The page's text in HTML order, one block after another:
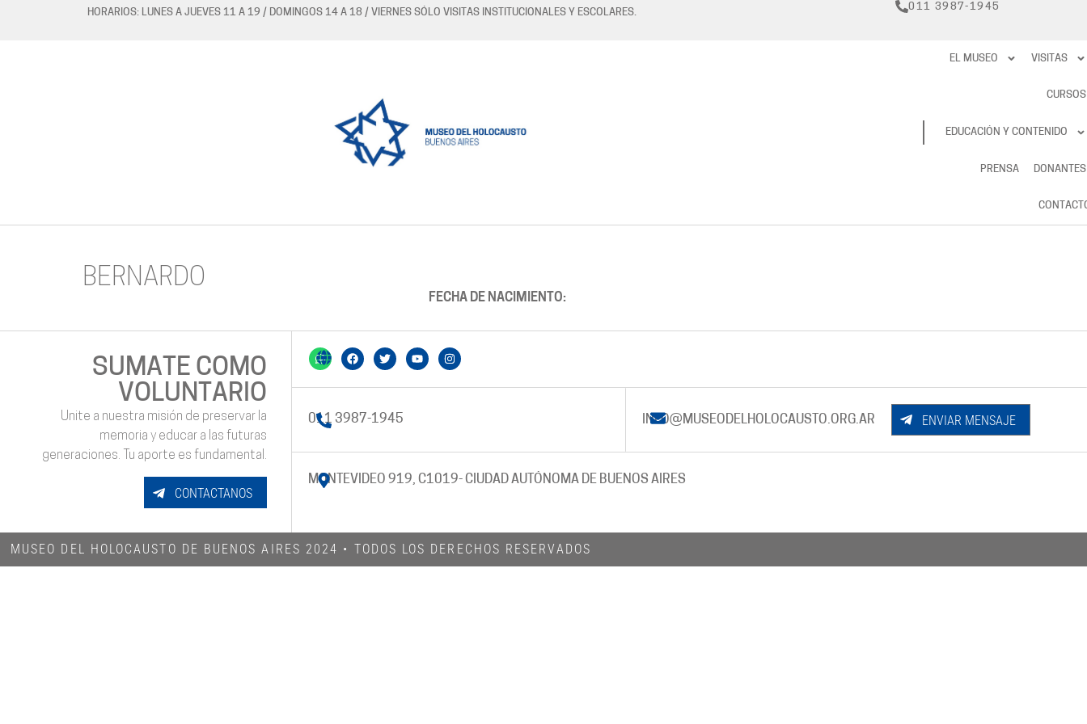
HORARIOS: LUNES A JUEVES 11 A 19 / DOMINGOS 14 A 18 / VIERNES SÓLO VISITAS INSTITUCIONALES Y ESCOLARES.
011 3987-1945
RESERVAS
EL MUSEO VISITAS
CURSOS
EDUCACIÓN Y CONTENIDO
PRENSA DONANTES
BERNARDO
FECHA DE NACIMIENTO:
SUMATE COMO
VOLUNTARIO
Unite a nuestra misión de preservar la
memoria y educar a las futuras
generaciones. Tu aporte es fundamental.
CONTACTANOS
011 3987-1945 INFO@MUSEODELHOLOCAUSTO.ORG.AR ENVIAR MENSAJE
MONTEVIDEO 919, C1019- CIUDAD AUTÓNOMA DE BUENOS AIRES
MUSEO DEL HOLOCAUSTO DE BUENOS AIRES 2024​ • TODOS LOS DERECHOS RESERVADOS